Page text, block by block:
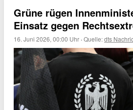
Grüne rügen
Einsatz gegen
16. Juni 2026, 00:00 Uhr ·Quelle:dts